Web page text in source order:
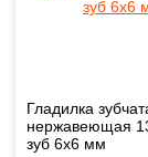
Гладилка
нержавеющая
зуб 6х6 мм